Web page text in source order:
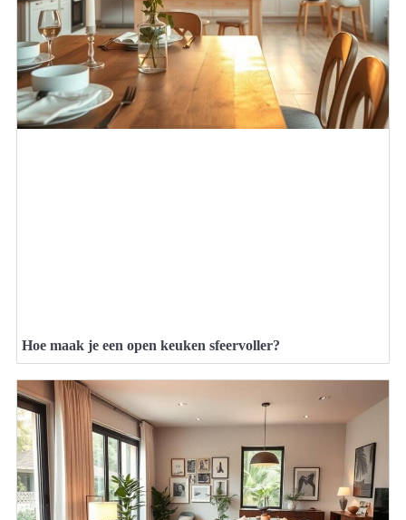
Hoe maak je een open keuken sfeervoller?